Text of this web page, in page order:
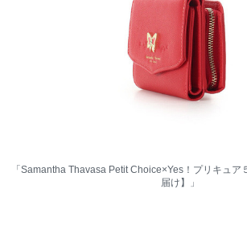
「Samantha Thavasa Petit Choice×Yes！プリキュア
届け】」